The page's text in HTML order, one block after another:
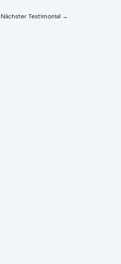
Nächster Testimonial →